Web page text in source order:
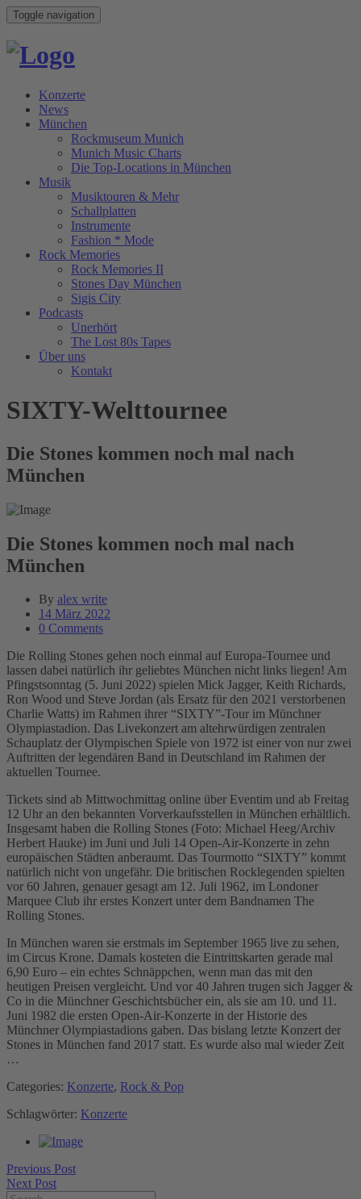
Toggle navigation
Konzerte
News
München
Rockmuseum Munich
Munich Music Charts
Die Top-Locations in München
Musik
Musiktouren & Mehr
Schallplatten
Instrumente
Fashion * Mode
Rock Memories
Rock Memories II
Stones Day München
Sigis City
Podcasts
Unerhört
The Lost 80s Tapes
Über uns
Kontakt
SIXTY-Welttournee
Die Stones kommen noch mal nach
München
Die Stones kommen noch mal nach
München
By alex write
14 März 2022
0 Comments
Die Rolling Stones gehen noch einmal auf Europa-Tournee und
lassen dabei natürlich ihr geliebtes München nicht links liegen! Am
Pfingstsonntag (5. Juni 2022) spielen Mick Jagger, Keith Richards,
Ron Wood und Steve Jordan (als Ersatz für den 2021 verstorbenen
Charlie Watts) im Rahmen ihrer “SIXTY”-Tour im Münchner
Olympiastadion. Das Livekonzert am altehrwürdigen zentralen
Schauplatz der Olympischen Spiele von 1972 ist einer von nur zwei
Auftritten der legendären Band in Deutschland im Rahmen der
aktuellen Tournee.
Tickets sind ab Mittwochmittag online über Eventim und ab Freitag
12 Uhr an den bekannten Vorverkaufsstellen in München erhältlich.
Insgesamt haben die Rolling Stones (Foto: Michael Heeg/Archiv
Herbert Hauke) im Juni und Juli 14 Open-Air-Konzerte in zehn
europäischen Städten anberaumt. Das Tourmotto “SIXTY” kommt
natürlich nicht von ungefähr. Die britischen Rocklegenden spielten
vor 60 Jahren, genauer gesagt am 12. Juli 1962, im Londoner
Marquee Club ihr erstes Konzert unter dem Bandnamen The
Rolling Stones.
In München waren sie erstmals im September 1965 live zu sehen,
im Circus Krone. Damals kosteten die Eintrittskarten gerade mal
6,90 Euro – ein echtes Schnäppchen, wenn man das mit den
heutigen Preisen vergleicht. Und vor 40 Jahren trugen sich Jagger &
Co in die Münchner Geschichtsbücher ein, als sie am 10. und 11.
Juni 1982 die ersten Open-Air-Konzerte in der Historie des
Münchner Olympiastadions gaben. Das bislang letzte Konzert der
Stones in München fand 2017 statt. Es wurde also mal wieder Zeit
…
Categories: Konzerte, Rock & Pop
Schlagwörter: Konzerte
Previous Post
Next Post